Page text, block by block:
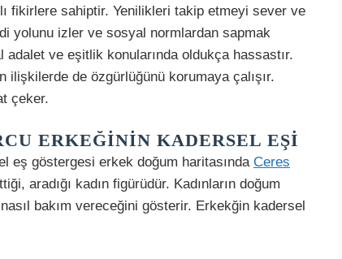
fikirlere sahiptir. Yenilikleri takip etmeyi sever ve
yolunu izler ve sosyal normlardan sapmak
ve eşitlik konularında oldukça hassastır.
ilişkilerde de özgürlüğünü korumaya çalışır.
çeker.
ERKEĞININ KADERSEL EŞI
eş göstergesi erkek doğum haritasında Ceres
aradığı kadın figürüdür. Kadınların doğum
bakım vereceğini gösterir. Erkekğin kadersel